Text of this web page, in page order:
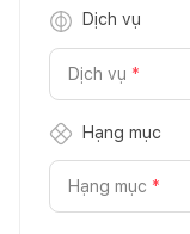
Dịch vụ
Dịch vụ *
Hạng mục
Hạng mục *